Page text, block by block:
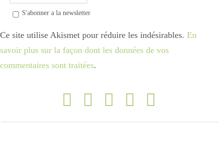
S'abonner a la newsletter
Ce site utilise Akismet pour réduire les indésirables. En
savoir plus sur la façon dont les données de vos
commentaires sont traitées.